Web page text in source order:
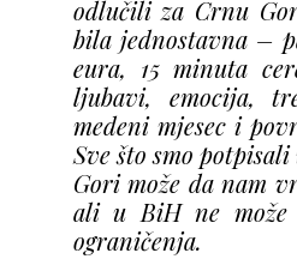
odlučili za Crnu
bila jednostavna –
eura, 15 minuta
ljubavi, emocija,
medeni mjesec i
Sve što smo
Gori može da nam
ali u BiH ne može
ograničenja.